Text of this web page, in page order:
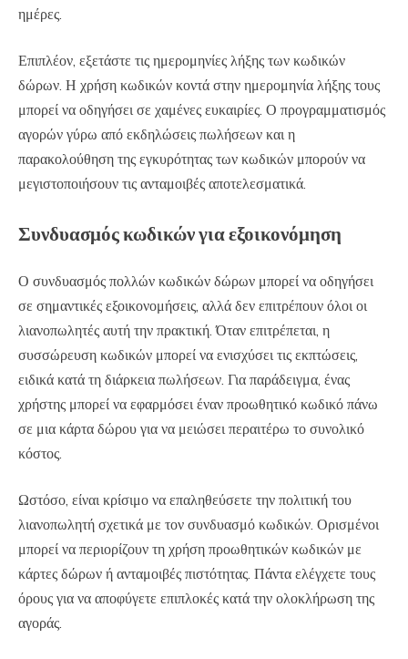
ημέρες.
Επιπλέον, εξετάστε τις ημερομηνίες λήξης των κωδικών
δώρων. Η χρήση κωδικών κοντά στην ημερομηνία λήξης τους
μπορεί να οδηγήσει σε χαμένες ευκαιρίες. Ο προγραμματισμός
αγορών γύρω από εκδηλώσεις πωλήσεων και η
παρακολούθηση της εγκυρότητας των κωδικών μπορούν να
μεγιστοποιήσουν τις ανταμοιβές αποτελεσματικά.
Συνδυασμός κωδικών για εξοικονόμηση
Ο συνδυασμός πολλών κωδικών δώρων μπορεί να οδηγήσει
σε σημαντικές εξοικονομήσεις, αλλά δεν επιτρέπουν όλοι οι
λιανοπωλητές αυτή την πρακτική. Όταν επιτρέπεται, η
συσσώρευση κωδικών μπορεί να ενισχύσει τις εκπτώσεις,
ειδικά κατά τη διάρκεια πωλήσεων. Για παράδειγμα, ένας
χρήστης μπορεί να εφαρμόσει έναν προωθητικό κωδικό πάνω
σε μια κάρτα δώρου για να μειώσει περαιτέρω το συνολικό
κόστος.
Ωστόσο, είναι κρίσιμο να επαληθεύσετε την πολιτική του
λιανοπωλητή σχετικά με τον συνδυασμό κωδικών. Ορισμένοι
μπορεί να περιορίζουν τη χρήση προωθητικών κωδικών με
κάρτες δώρων ή ανταμοιβές πιστότητας. Πάντα ελέγχετε τους
όρους για να αποφύγετε επιπλοκές κατά την ολοκλήρωση της
αγοράς.